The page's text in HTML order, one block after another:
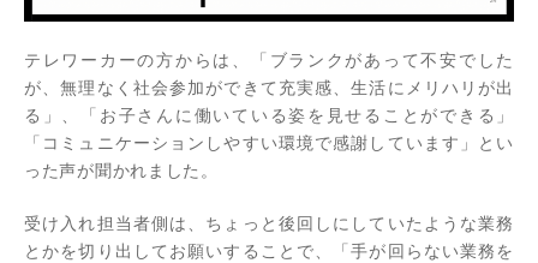
テレワーカーの方からは、「ブランクがあって不安でした
が、無理なく社会参加ができて充実感、生活にメリハリが出
る」、「お子さんに働いている姿を見せることができる」
「コミュニケーションしやすい環境で感謝しています」とい
った声が聞かれました。
受け入れ担当者側は、ちょっと後回しにしていたような業務
とかを切り出してお願いすることで、「手が回らない業務を